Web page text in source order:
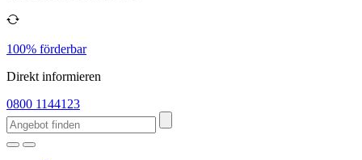
100% förderbar
Direkt informieren
0800 1144123